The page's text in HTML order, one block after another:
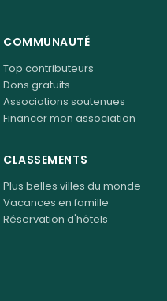
COMMUNAUTÉ
Top contributeurs
Dons gratuits
Associations soutenues
Financer mon association
CLASSEMENTS
Plus belles villes du monde
Vacances en famille
Réservation d'hôtels